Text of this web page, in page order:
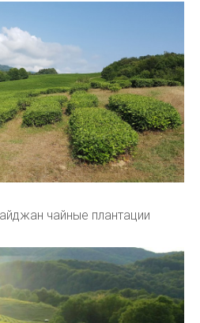
чайные плантации